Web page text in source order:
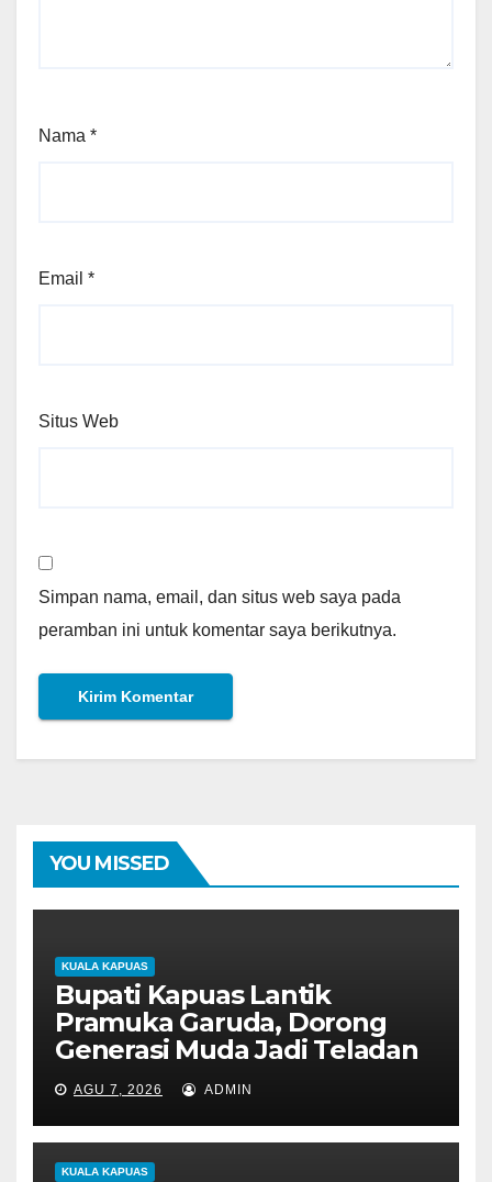
Nama *
Email *
Situs Web
Simpan nama, email, dan situs web saya pada
peramban ini untuk komentar saya berikutnya.
YOU MISSED
KUALA KAPUAS
Bupati Kapuas Lantik
Pramuka Garuda, Dorong
Generasi Muda Jadi Teladan
AGU 7, 2026 ADMIN
KUALA KAPUAS